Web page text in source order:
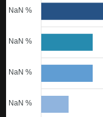
NaN %
NaN %
NaN %
NaN %